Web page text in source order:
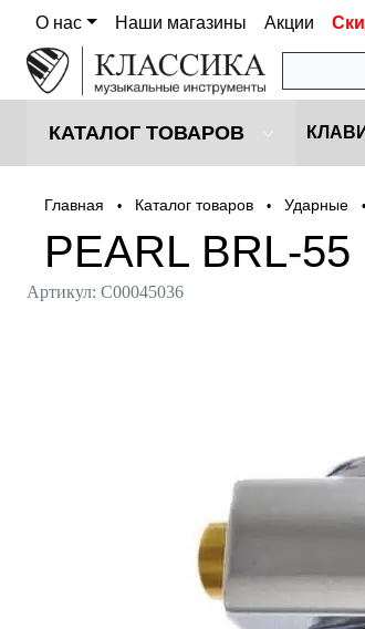
О нас Наши магазины Акции
КАТАЛОГ ТОВАРОВ
Главная • Каталог товаров • Ударные •
PEARL BRL-55
Артикул: С00045036